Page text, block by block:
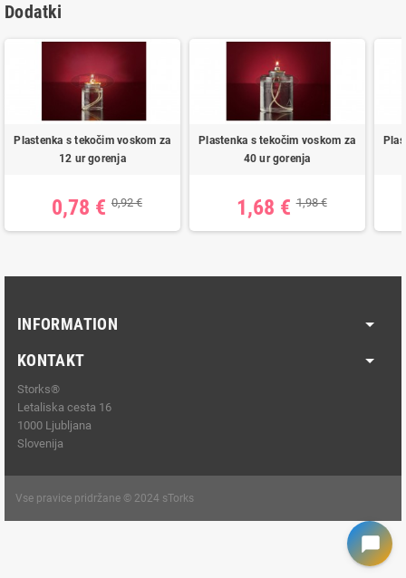
Dodatki
Plastenka s tekočim voskom za
12 ur gorenja
0,78 € 0,92 €
Plastenka s tekočim voskom za
40 ur gorenja
1,68 € 1,98 €
INFORMATION
KONTAKT
Storks®
Letaliska cesta 16
1000 Ljubljana
Slovenija
Vse pravice pridržane © 2024 sTorks